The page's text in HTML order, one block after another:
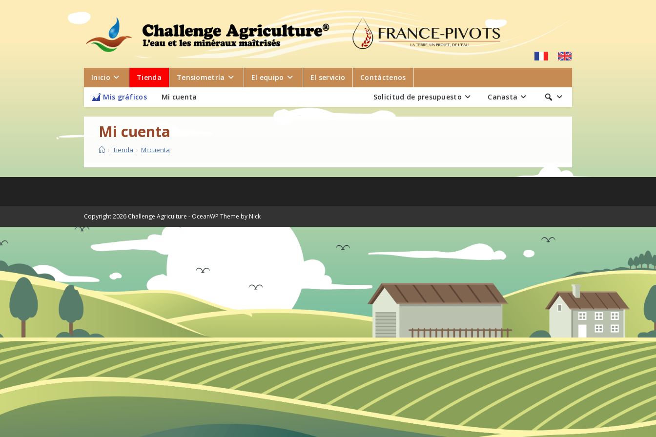
Inicio Tienda Tensiometría El equipo El servicio Contáctenos
Mis gráficos Mi cuenta Canasta
Solicitud de presupuesto
Mi cuenta
› Tienda › Mi cuenta
Copyright 2026 Challenge Agriculture - OceanWP Theme by Nick